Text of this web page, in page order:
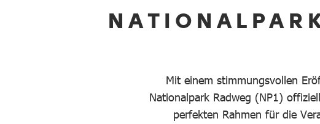
Mit einem stimmungsvollen
Nationalpark Radweg (NP1)
perfekten Rahmen für die